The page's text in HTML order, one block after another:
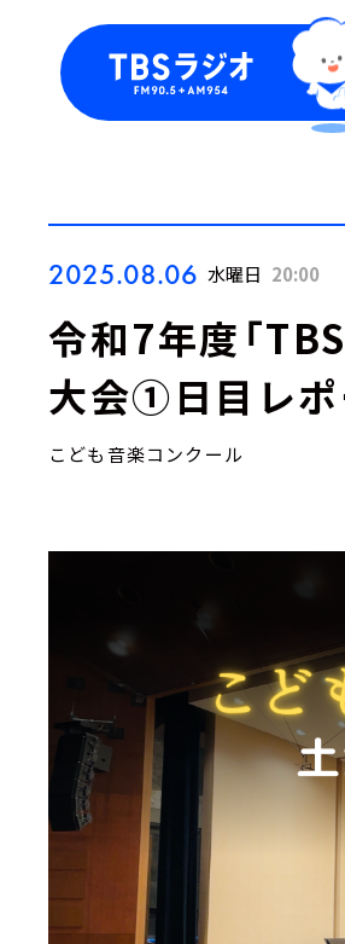
2025.08.06 水曜日 20:00
令和7年度「
大会①日目レポ
こども音楽コンクール